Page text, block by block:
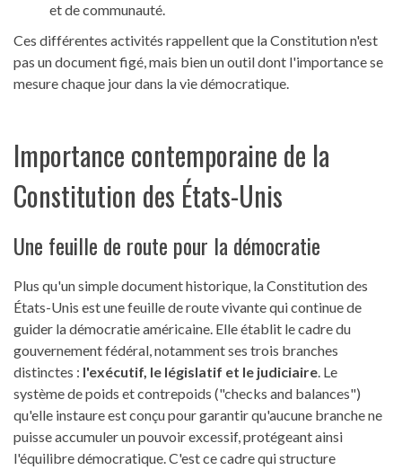
et de communauté.
Ces différentes activités rappellent que la Constitution n'est
pas un document figé, mais bien un outil dont l'importance se
mesure chaque jour dans la vie démocratique.
Importance contemporaine de la
Constitution des États-Unis
Une feuille de route pour la démocratie
Plus qu'un simple document historique, la Constitution des
États-Unis est une feuille de route vivante qui continue de
guider la démocratie américaine. Elle établit le cadre du
gouvernement fédéral, notamment ses trois branches
distinctes : l'exécutif, le législatif et le judiciaire. Le
système de poids et contrepoids ("checks and balances")
qu'elle instaure est conçu pour garantir qu'aucune branche ne
puisse accumuler un pouvoir excessif, protégeant ainsi
l'équilibre démocratique. C'est ce cadre qui structure